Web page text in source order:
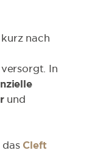
nach
In
und
Cleft